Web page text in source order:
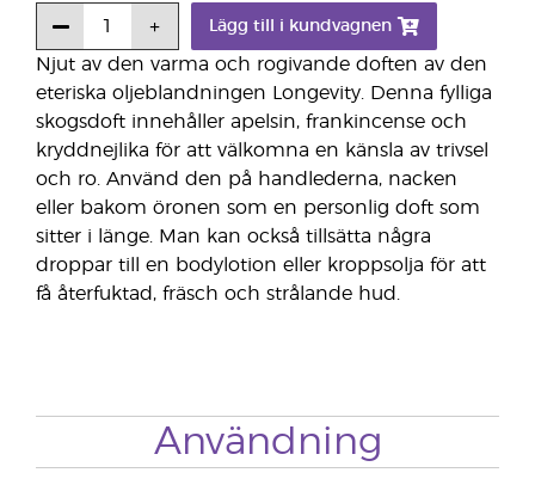
Njut av den varma och rogivande doften av den
eteriska oljeblandningen Longevity. Denna fylliga
skogsdoft innehåller apelsin, frankincense och
kryddnejlika för att välkomna en känsla av trivsel
och ro. Använd den på handlederna, nacken
eller bakom öronen som en personlig doft som
sitter i länge. Man kan också tillsätta några
droppar till en bodylotion eller kroppsolja för att
få återfuktad, fräsch och strålande hud.
Lägg till i kundvagnen
Användning